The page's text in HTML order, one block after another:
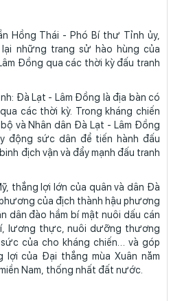
Hồng Thái - Phó Bí thư Tỉnh ủy,
những trang sử hào hùng của
Đồng qua các thời kỳ đấu tranh
Đà Lạt - Lâm Đồng là địa bàn có
các thời kỳ. Trong kháng chiến
và Nhân dân Đà Lạt - Lâm Đồng
động sức dân để tiến hành đấu
địch vận và đẩy mạnh đấu tranh
thắng lợi lớn của quân và dân Đà
của địch thành hậu phương
dân đào hầm bí mật nuôi dấu cán
lương thực, nuôi dưỡng thương
của cho kháng chiến… và góp
lợi của Đại thắng mùa Xuân năm
Nam, thống nhất đất nước.